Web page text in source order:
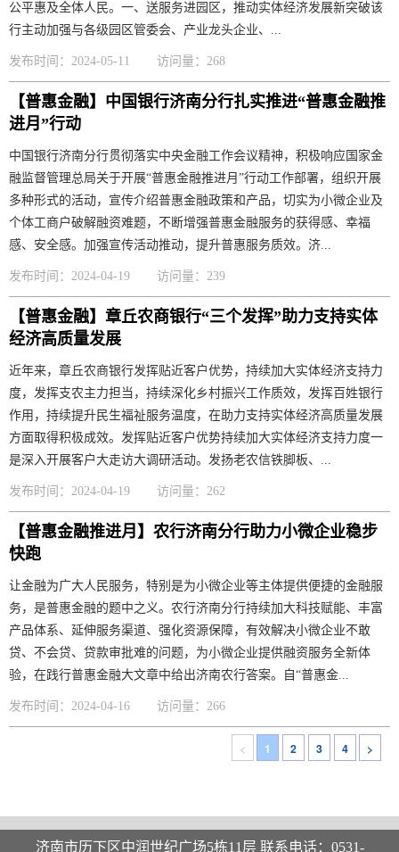
公平惠及全体人民。一、送服务进园区，推动实体经济发展新突破该
行主动加强与各级园区管委会、产业龙头企业、...
发布时间：2024-05-11 访问量：268
【普惠金融】中国银行济南分行扎实推进“普惠金融推
进月”行动
中国银行济南分行贯彻落实中央金融工作会议精神，积极响应国家金
融监督管理总局关于开展“普惠金融推进月”行动工作部署，组织开展
多种形式的活动，宣传介绍普惠金融政策和产品，切实为小微企业及
个体工商户破解融资难题，不断增强普惠金融服务的获得感、幸福
感、安全感。加强宣传活动推动，提升普惠服务质效。济...
发布时间：2024-04-19 访问量：239
【普惠金融】章丘农商银行“三个发挥”助力支持实体
经济高质量发展
近年来，章丘农商银行发挥贴近客户优势，持续加大实体经济支持力
度，发挥支农主力担当，持续深化乡村振兴工作质效，发挥百姓银行
作用，持续提升民生福祉服务温度，在助力支持实体经济高质量发展
方面取得积极成效。发挥贴近客户优势持续加大实体经济支持力度一
是深入开展客户大走访大调研活动。发扬老农信铁脚板、...
发布时间：2024-04-19 访问量：262
【普惠金融推进月】农行济南分行助力小微企业稳步
快跑
让金融为广大人民服务，特别是为小微企业等主体提供便捷的金融服
务，是普惠金融的题中之义。农行济南分行持续加大科技赋能、丰富
产品体系、延伸服务渠道、强化资源保障，有效解决小微企业不敢
贷、不会贷、贷款审批难的问题，为小微企业提供融资服务全新体
验，在践行普惠金融大文章中给出济南农行答案。自“普惠金...
发布时间：2024-04-16 访问量：266
< 1 2 3 4 >
济南市历下区中润世纪广场5栋11层 联系电话：0531-